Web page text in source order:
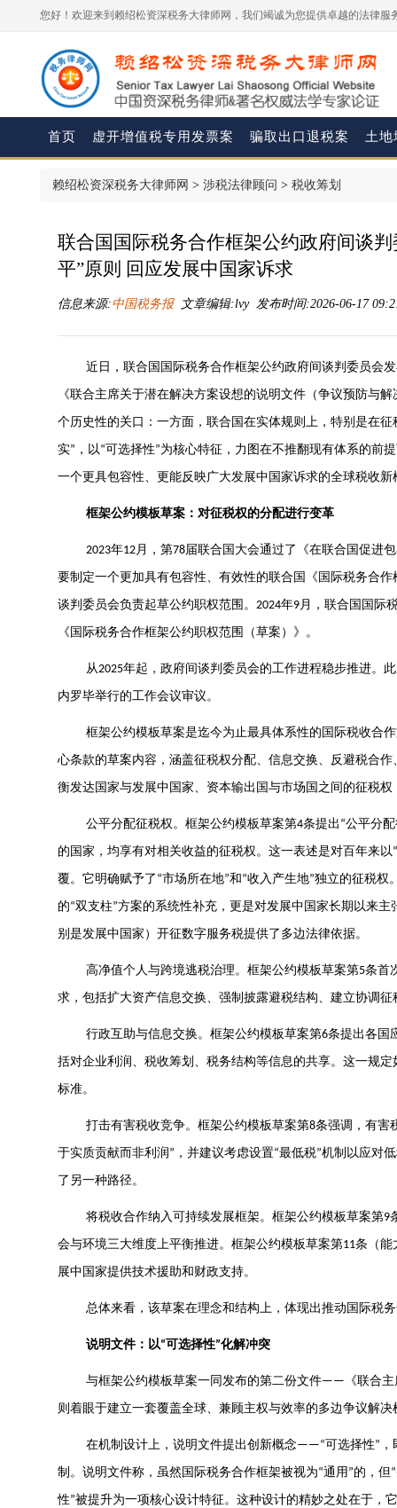
您好！欢迎来到赖绍松资深税务大律师网，我们竭诚为您提供卓越的法律服
首页 虚开增值税专用发票案 骗取出口退税案 土地
赖绍松资深税务大律师网 > 涉税法律顾问 > 税收筹划
联合国国际税务合作框架公约政府间谈
平”原则 回应发展中国家诉求
信息来源:中国税务报文章编辑:lvy 发布时间:2026-06-17
近日，联合国国际税务合作框架公约政府间谈判委员会
《联合主席关于潜在解决方案设想的说明文件（争议预防与
个历史性的关口：一方面，联合国在实体规则上，特别是在征
实” ，以“可选择性”为核心特征，力图在不推翻现有体系的前
一个更具包容性、更能反映广大发展中国家诉求的全球税收新
框架公约模板草案：对征税权的分配进行变革
2023年12月，第78届联合国大会通过了《在联合国促进
要制定一个更加具有包容性、有效性的联合国《国际税务合
谈判委员会负责起草公约职权范围。 2024年9月，联合国国际
《国际税务合作框架公约职权范围（草案）》。
从2025年起，政府间谈判委员会的工作进程稳步推进。
内罗毕举行的工作会议审议。
框架公约模板草案是迄今为止最具体系性的国际税收合
心条款的草案内容，涵盖征税权分配、信息交换、反避税合
衡发达国家与发展中国家、资本输出国与市场国之间的征税
公平分配征税权。框架公约模板草案第4条提出 “公平分
的国家，均享有对相关收益的征税权。这一表述是对百年来以“
覆。它明确赋予了 “市场所在地”和 “收入产生地”独立的征税权
的“双支柱”方案的系统性补充，更是对发展中国家长期以来主
别是发展中国家）开征数字服务税提供了多边法律依据。
高净值个人与跨境逃税治理。框架公约模板草案第5条首
求，包括扩大资产信息交换、强制披露避税结构、建立协调
行政互助与信息交换。框架公约模板草案第6条提出各国
括对企业利润、税收筹划、税务结构等信息的共享。这一规
标准。
打击有害税收竞争。框架公约模板草案第8条强调，有害
于实质贡献而非利润 ” ，并建议考虑设置“最低税”机制以应对
了另一种路径。
将税收合作纳入可持续发展框架。框架公约模板草案第9
会与环境三大维度上平衡推进。框架公约模板草案第11条（能
展中国家提供技术援助和财政支持。
总体来看，该草案在理念和结构上，体现出推动国际税
说明文件：以“可选择性”化解冲突
与框架公约模板草案一同发布的第二份文件—— 《联合
则着眼于建立一套覆盖全球、兼顾主权与效率的多边争议解决
在机制设计上，说明文件提出创新概念——“可选择性”
制。说明文件称，虽然国际税务合作框架被视为“通用 ”的，但“
性”被提升为一项核心设计特征。这种设计的精妙之处在于，